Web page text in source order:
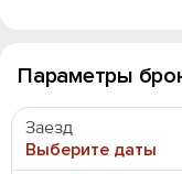
Параметры
Заезд
Выберите даты